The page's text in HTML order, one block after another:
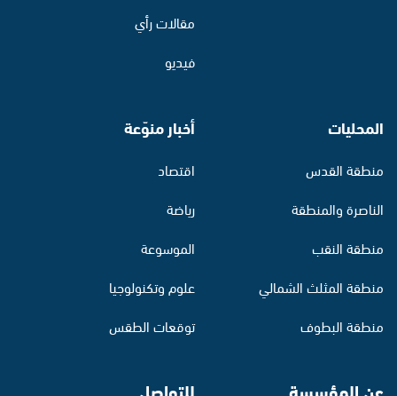
مقالات رأي
فيديو
المحليات
منطقة القدس
الناصرة والمنطقة
منطقة النقب
منطقة المثلث الشمالي
منطقة البطوف
أخبار منوّعة
اقتصاد
رياضة
الموسوعة
علوم وتكنولوجيا
توقعات الطقس